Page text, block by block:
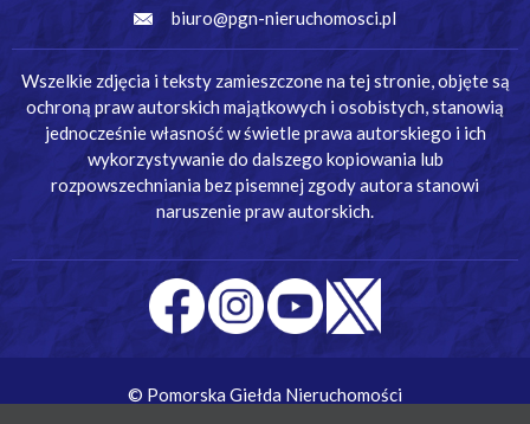
biuro@pgn-nieruchomosci.pl
Wszelkie zdjęcia i teksty zamieszczone na tej stronie, objęte są
ochroną praw autorskich majątkowych i osobistych, stanowią
jednocześnie własność w świetle prawa autorskiego i ich
wykorzystywanie do dalszego kopiowania lub
rozpowszechniania bez pisemnej zgody autora stanowi
naruszenie praw autorskich.
© Pomorska Giełda Nieruchomości